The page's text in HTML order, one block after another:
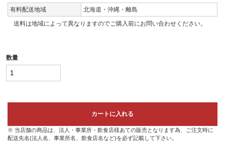
有料配送地域
北海道・沖縄・離島
送料は地域によって異なりますのでご購入前にお問い合わせください。
数量
カートに入れる
※ 当店舗の商品は、法人・事業所・飲食店様あての販売となります為、ご注文時に
配送先名(法人名、事業所名、飲食店名など)を必ず記載して下さい。